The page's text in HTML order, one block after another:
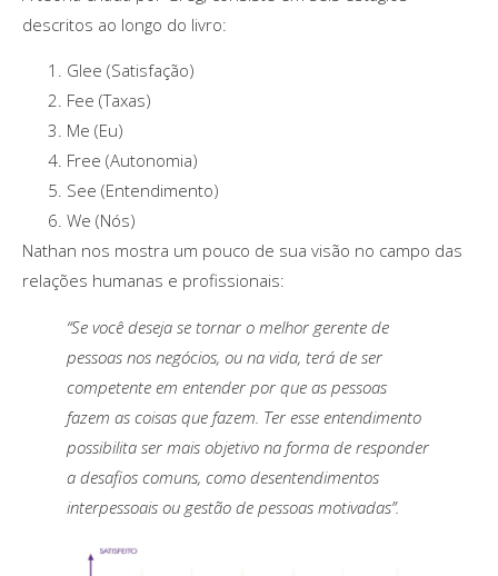
descritos ao longo do livro:
Glee (Satisfação)
Fee (Taxas)
Me (Eu)
Free (Autonomia)
See (Entendimento)
We (Nós)
Nathan nos mostra um pouco de sua visão no campo das
relações humanas e profissionais:
“Se você deseja se tornar o melhor gerente de
pessoas nos negócios, ou na vida, terá de ser
competente em entender por que as pessoas
fazem as coisas que fazem. Ter esse entendimento
possibilita ser mais objetivo na forma de responder
a desafios comuns, como desentendimentos
interpessoais ou gestão de pessoas motivadas”.